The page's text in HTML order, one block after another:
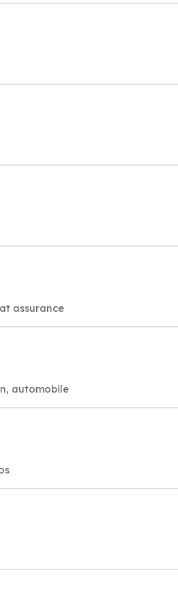
assurance
automobile